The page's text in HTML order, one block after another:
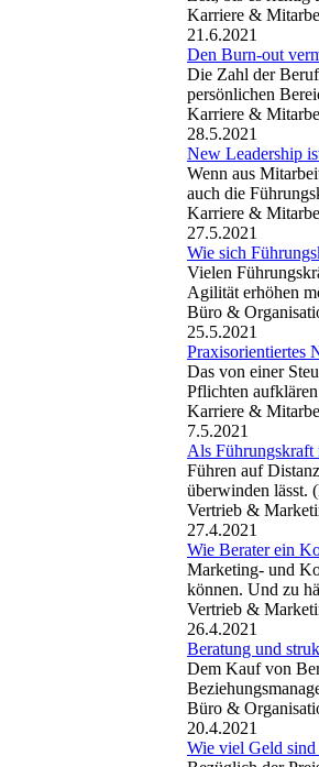
Karriere &
21.6.2021
Den Burn-out
Die Zahl der
persönlichen
Karriere &
28.5.2021
New Leadership
Wenn aus
auch die
Karriere &
27.5.2021
Wie sich
Vielen
Agilität erhöhen
Büro &
25.5.2021
Praxisorientiertes
Das von einer
Pflichten
Karriere &
7.5.2021
Als Führungskraft
Führen auf
überwinden lässt.
Vertrieb &
27.4.2021
Wie Berater ein
Marketing- und
können. Und zu
Vertrieb &
26.4.2021
Beratung und
Dem Kauf von
Büro &
20.4.2021
Wie viel Geld